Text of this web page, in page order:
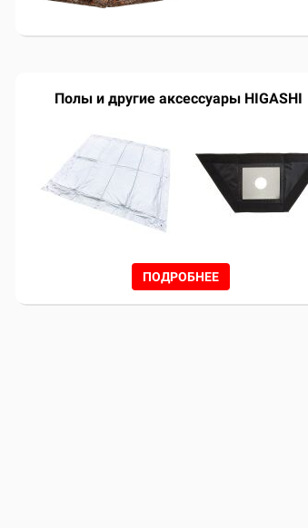
Полы и другие аксессуары HIGASHI
ПОДРОБНЕЕ